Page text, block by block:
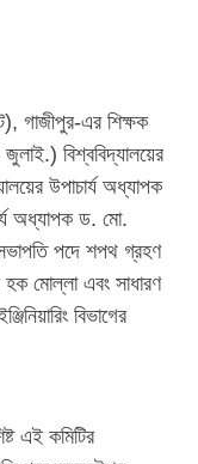
গাজীপুর-এর শিক্ষক
জুলাই.) বিশ্ববিদ্যালয়ের
উপাচার্য অধ্যাপক
অধ্যাপক ড. মো.
পদে শপথ গ্রহণ
মোল্লা এবং সাধারণ
বিভাগের
এই কমিটির